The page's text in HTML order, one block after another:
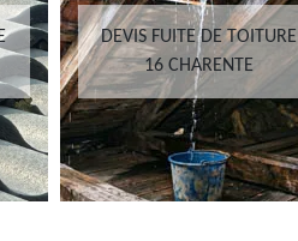
DEVIS FUITE DE TOITURE
16 CHARENTE